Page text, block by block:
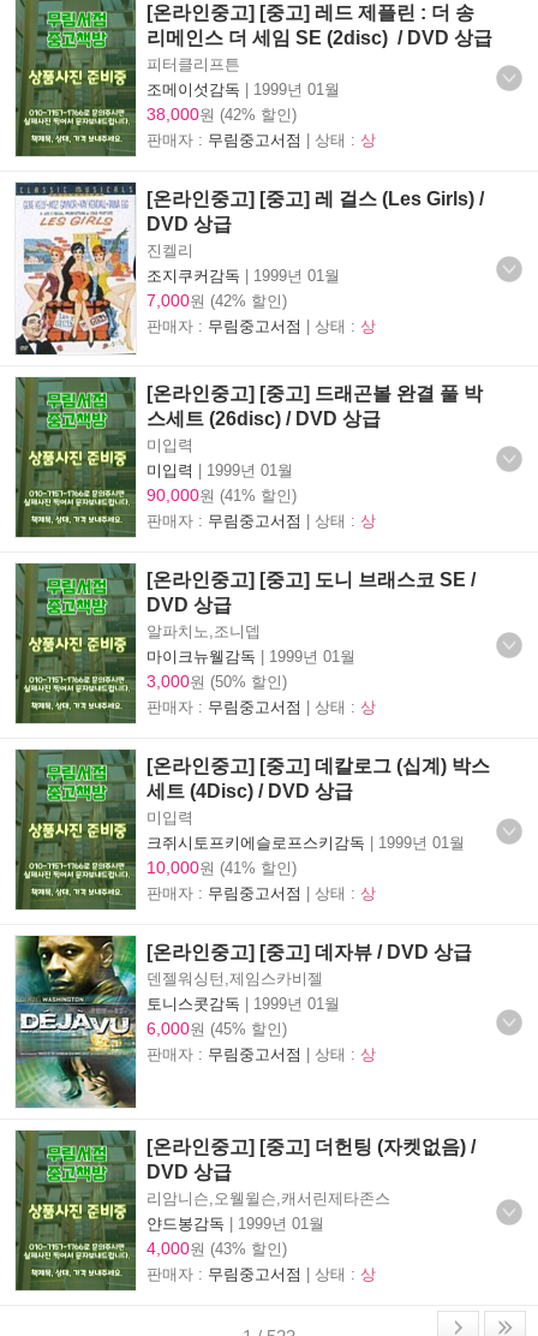
[온라인중고] [중고] 레드 제플린 : 더 송
리메인스 더 세임 SE (2disc) / DVD 상급
피터클리프튼
조메이섯감독 | 1999년 01월
38,000원 (42% 할인)
판매자 : 무림중고서점 | 상태 : 상
[온라인중고] [중고] 레 걸스 (Les Girls) /
DVD 상급
진켈리
조지쿠커감독 | 1999년 01월
7,000원 (42% 할인)
판매자 : 무림중고서점 | 상태 : 상
[온라인중고] [중고] 드래곤볼 완결 풀 박
스세트 (26disc) / DVD 상급
미입력
미입력 | 1999년 01월
90,000원 (41% 할인)
판매자 : 무림중고서점 | 상태 : 상
[온라인중고] [중고] 도니 브래스코 SE /
DVD 상급
알파치노,조니뎁
마이크뉴웰감독 | 1999년 01월
3,000원 (50% 할인)
판매자 : 무림중고서점 | 상태 : 상
[온라인중고] [중고] 데칼로그 (십계) 박스
세트 (4Disc) / DVD 상급
미입력
크쥐시토프키에슬로프스키감독 | 1999년 01월
10,000원 (41% 할인)
판매자 : 무림중고서점 | 상태 : 상
[온라인중고] [중고] 데자뷰 / DVD 상급
덴젤워싱턴,제임스카비젤
토니스콧감독 | 1999년 01월
6,000원 (45% 할인)
판매자 : 무림중고서점 | 상태 : 상
[온라인중고] [중고] 더헌팅 (자켓없음) /
DVD 상급
리암니슨,오웰윌슨,캐서린제타존스
얀드봉감독 | 1999년 01월
4,000원 (43% 할인)
판매자 : 무림중고서점 | 상태 : 상